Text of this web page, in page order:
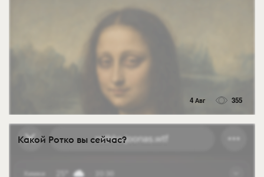
4 Авг 355
Какой Ротко вы сейчас?